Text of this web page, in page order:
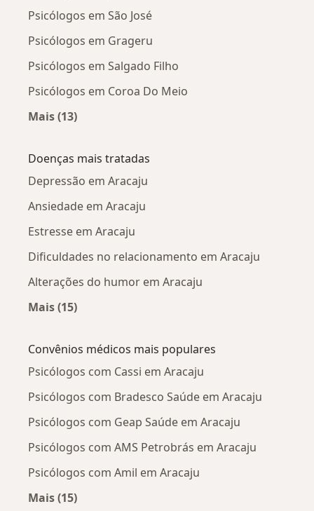
Psicólogos em São José
Psicólogos em Grageru
Psicólogos em Salgado Filho
Psicólogos em Coroa Do Meio
Mais (13)
Doenças mais tratadas
Depressão em Aracaju
Ansiedade em Aracaju
Estresse em Aracaju
Dificuldades no relacionamento em Aracaju
Alterações do humor em Aracaju
Mais (15)
Convênios médicos mais populares
Psicólogos com Cassi em Aracaju
Psicólogos com Bradesco Saúde em Aracaju
Psicólogos com Geap Saúde em Aracaju
Psicólogos com AMS Petrobrás em Aracaju
Psicólogos com Amil em Aracaju
Mais (15)